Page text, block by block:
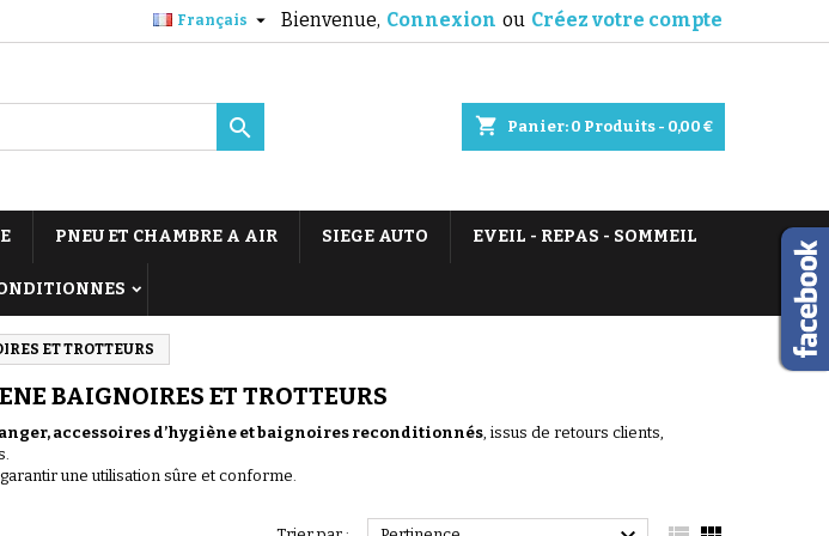
Bienvenue, Connexion ou Créez votre compte
Français 
shopping_cart Panier: 0 Produits - 0,00 €

PNEU ET CHAMBRE A AIR SIEGE AUTO EVEIL - REPAS - SOMMEIL
ET TROTTEURS
BAIGNOIRES ET TROTTEURS
accessoires d’hygiène et baignoires reconditionnés, issus de retours clients,
une utilisation sûre et conforme.